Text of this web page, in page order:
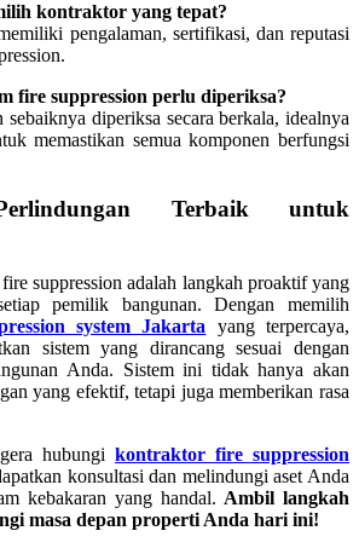
kontraktor yang tepat?
pengalaman, sertifikasi, dan reputasi
fire suppression perlu diperiksa?
sebaiknya diperiksa secara berkala, idealnya
memastikan semua komponen berfungsi
Terbaik untuk
suppression adalah langkah proaktif yang
pemilik bangunan. Dengan memilih
system Jakarta yang terpercaya,
sistem yang dirancang sesuai dengan
Anda. Sistem ini tidak hanya akan
yang efektif, tetapi juga memberikan rasa
hubungi kontraktor fire suppression
konsultasi dan melindungi aset Anda
kebakaran yang handal. Ambil langkah
masa depan properti Anda hari ini!